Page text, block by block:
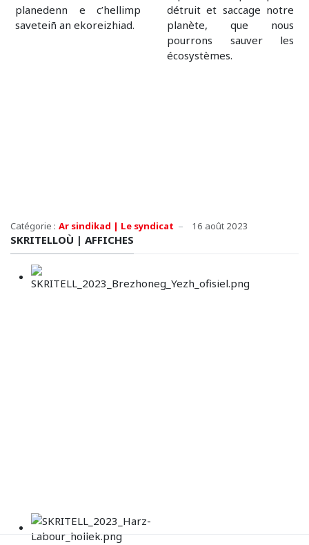
planedenn e c’hellimp
saveteiñ an ekoreizhiad.
détruit et saccage notre
planète, que nous
pourrons sauver les
écosystèmes.
Catégorie : Ar sindikad | Le syndicat 16 août 2023
SKRITELLOÙ | AFFICHES